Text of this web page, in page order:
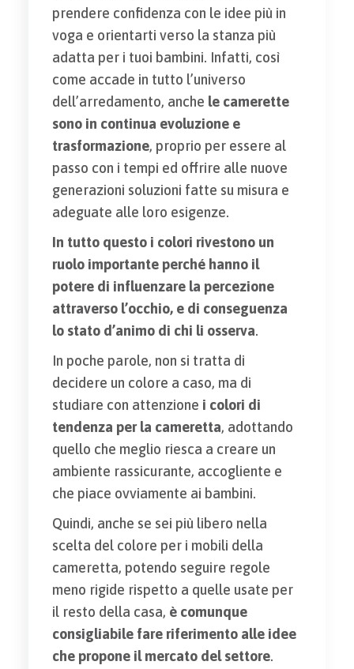
prendere confidenza con le idee più in
voga e orientarti verso la stanza più
adatta per i tuoi bambini. Infatti, così
come accade in tutto l’universo
dell’arredamento, anche le camerette
sono in continua evoluzione e
trasformazione, proprio per essere al
passo con i tempi ed offrire alle nuove
generazioni soluzioni fatte su misura e
adeguate alle loro esigenze.
In tutto questo i colori rivestono un
ruolo importante perché hanno il
potere di influenzare la percezione
attraverso l’occhio, e di conseguenza
lo stato d’animo di chi li osserva.
In poche parole, non si tratta di
decidere un colore a caso, ma di
studiare con attenzione i colori di
tendenza per la cameretta, adottando
quello che meglio riesca a creare un
ambiente rassicurante, accogliente e
che piace ovviamente ai bambini.
Quindi, anche se sei più libero nella
scelta del colore per i mobili della
cameretta, potendo seguire regole
meno rigide rispetto a quelle usate per
il resto della casa, è comunque
consigliabile fare riferimento alle idee
che propone il mercato del settore.